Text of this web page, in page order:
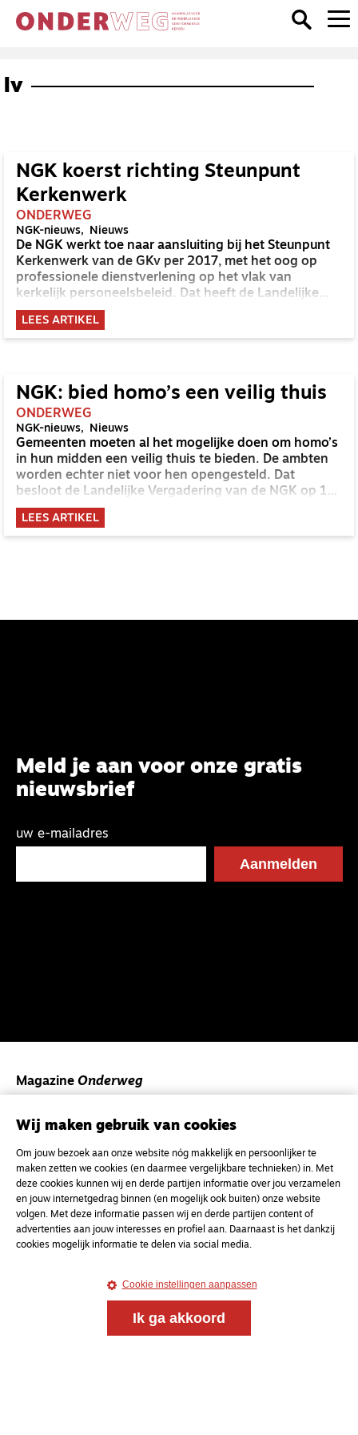
lv
NGK koerst richting Steunpunt
Kerkenwerk
ONDERWEG
NGK-nieuws Nieuws
De NGK werkt toe naar aansluiting bij het Steunpunt
Kerkenwerk van de GKv per 2017, met het oog op
professionele dienstverlening op het vlak van
kerkelijk personeelsbeleid. Dat heeft de Landelijke
Vergadering besloten.
LEES ARTIKEL
NGK: bied homo’s een veilig thuis
ONDERWEG
NGK-nieuws Nieuws
Gemeenten moeten al het mogelijke doen om homo’s
in hun midden een veilig thuis te bieden. De ambten
worden echter niet voor hen opengesteld. Dat
besloot de Landelijke Vergadering van de NGK op 16
januari als sluitstuk van de bespreking van een
rapport over homoseksualiteit.
LEES ARTIKEL
Meld je aan voor onze gratis
nieuwsbrief
uw e-mailadres
Magazine Onderweg
en gesprek voor christenen onderweg, in het bijzonder
voor de Nederlandse Gereformeerde Kerken.
MagazineOnderweg
Kvk-nummer 33277063
NL46 INGB 0117 5827 86
info@onderwegonline.nl
Wij maken gebruik van cookies
Om jouw bezoek aan onze website nóg makkelijk en persoonlijker te
maken zetten we cookies (en daarmee vergelijkbare technieken) in. Met
deze cookies kunnen wij en derde partijen informatie over jou verzamelen
en jouw internetgedrag binnen (en mogelijk ook buiten) onze website
volgen. Met deze informatie passen wij en derde partijen content of
advertenties aan jouw interesses en profiel aan. Daarnaast is het dankzij
cookies mogelijk informatie te delen via social media.
Cookie instellingen aanpassen
Ik ga akkoord